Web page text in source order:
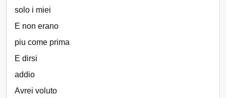
solo i miei
E non erano
piu come prima
E dirsi
addio
Avrei voluto